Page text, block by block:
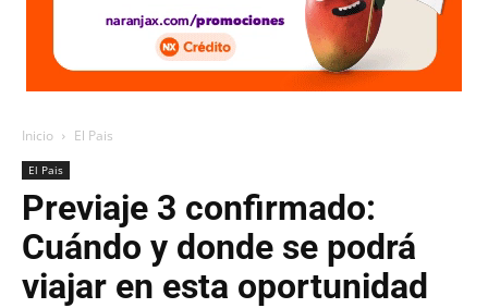
Inicio El Pais
El Pais
Previaje 3 confirmado:
Cuándo y donde se podrá
viajar en esta oportunidad